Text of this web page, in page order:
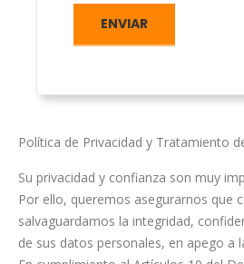
Política de Privacidad y Tratamiento
Su privacidad y confianza son muy
Por ello, queremos asegurarnos que
salvaguardamos la integridad,
de sus datos personales, en apego a